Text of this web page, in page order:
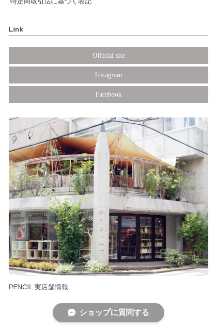
Link
Official site
Instagram
Facebook
PENCIL 実店舗情報
ショップに質問する